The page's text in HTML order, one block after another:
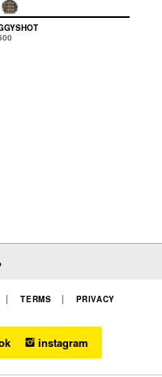
TERMS PRIVACY
instagram